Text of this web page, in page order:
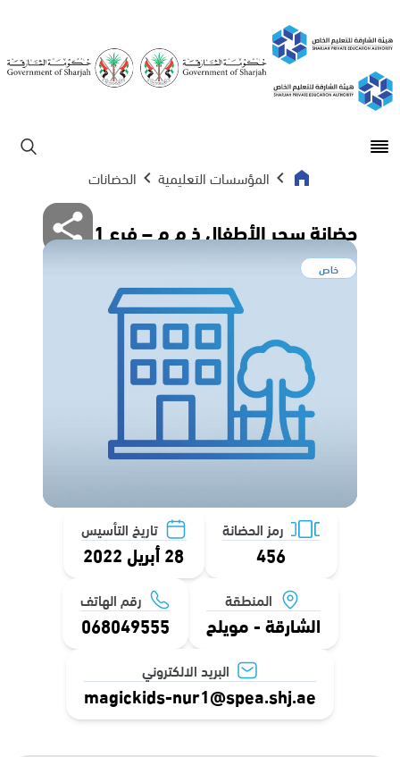
Open main menu
المؤسسات التعليمية الحضانات
رمز الحضانة
456
تاريخ التأسيس
28 أبريل 2022
المنطقة
الشارقة - مويلح
رقم الهاتف
068049555
البريد الالكتروني
magickids-nur1@spea.shj.ae
خاص
حضانة سحر الأطفال ذ م م – فرع 1